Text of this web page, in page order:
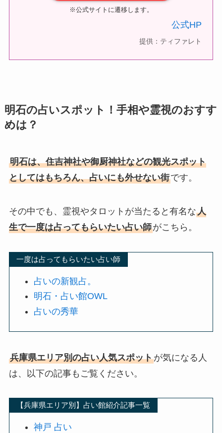
※公式サイトに遷移します。
公式HP
提供：ティファレト
明石の占いスポット！手相や霊視のおすす
めは？
明石は、住吉神社や御厨神社などの観光スポット
としてはもちろん、占いにも外せない街です。
その中でも、霊視やタロットが当たると有名な人
生で一度は占ってもらいたい占い師がこちら。
一度は占ってもらいたい占い師
占いの新観占。
明石・占い館OWL
占いの秀華
兵庫県エリア別の占い人気スポットが気になる人
は、以下の記事もご覧ください。
【兵庫県エリア別】占い館紹介記事一覧
神戸 占い